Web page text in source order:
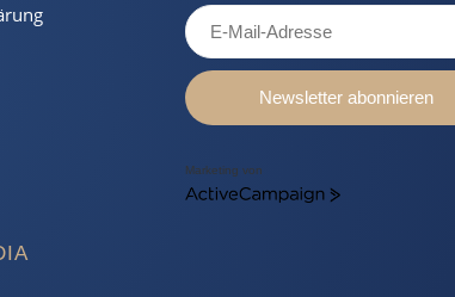
Newsletter abonnieren
Marketing von
ActiveCampaign